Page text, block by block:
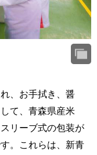
、お手拭き、醤
て、青森県産米
リーブ式の包装が
。これらは、新青